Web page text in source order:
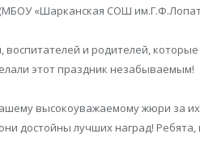
«Шарканская СОШ
воспитателей и родителей,
этот праздник незабываемым!
высокоуважаемому жюри за
достойны лучших наград!